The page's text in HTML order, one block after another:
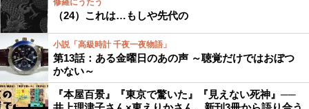
修羅にうたう
（24）これは…もしや先代の
小説「高級時計 千夜一夜物語」
第13話：ある金曜日のあの声 ～聴覚だけではおぼつ
かない～
『本屋百景』『東京で驚いた』『見えない死神』──